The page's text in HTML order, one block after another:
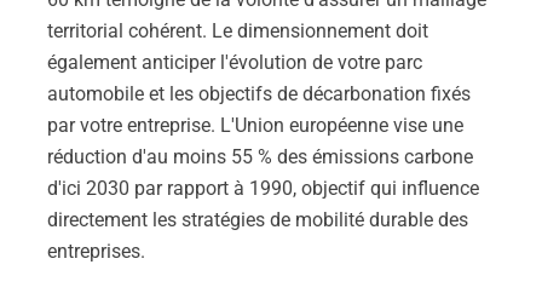
territorial cohérent. Le dimensionnement doit
également anticiper l'évolution de votre parc
automobile et les objectifs de décarbonation fixés
par votre entreprise. L'Union européenne vise une
réduction d'au moins 55 % des émissions carbone
d'ici 2030 par rapport à 1990, objectif qui influence
directement les stratégies de mobilité durable des
entreprises.